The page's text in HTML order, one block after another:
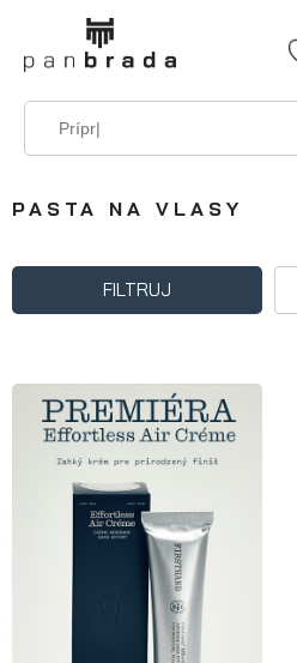
PASTA NA VLASY
FILTRUJ